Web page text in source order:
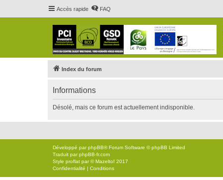
Accès rapide FAQ
Index du forum
Informations
Désolé, mais ce forum est actuellement indisponible.
Développé parphpBB® Forum Software © phpBB Limited
Traduit parphpBB-fr.com
Style proflat par ©Mazeltof 2017
Confidentialité | Conditions